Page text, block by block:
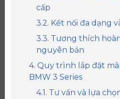
cấp
3.2. Kết nối đa dạng
3.3. Tương thích
nguyên bản
4. Quy trình lắp đặt
BMW 3 Series
4.1. Tư vấn và lựa